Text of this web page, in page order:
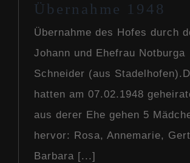
Übernahme 1948
Übernahme des Hofes durch
Johann und Ehefrau Notburga
Schneider (aus
hatten am 07.02.1948
aus derer Ehe gehen 5
hervor: Rosa, Annemarie,
Barbara [...]